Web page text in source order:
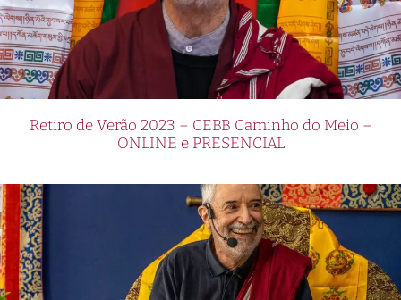
Retiro de Verão 2023 – CEBB Caminho do Meio –
ONLINE e PRESENCIAL